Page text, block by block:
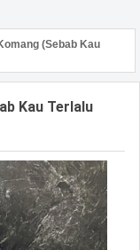
(Sebab Kau
Kau Terlalu